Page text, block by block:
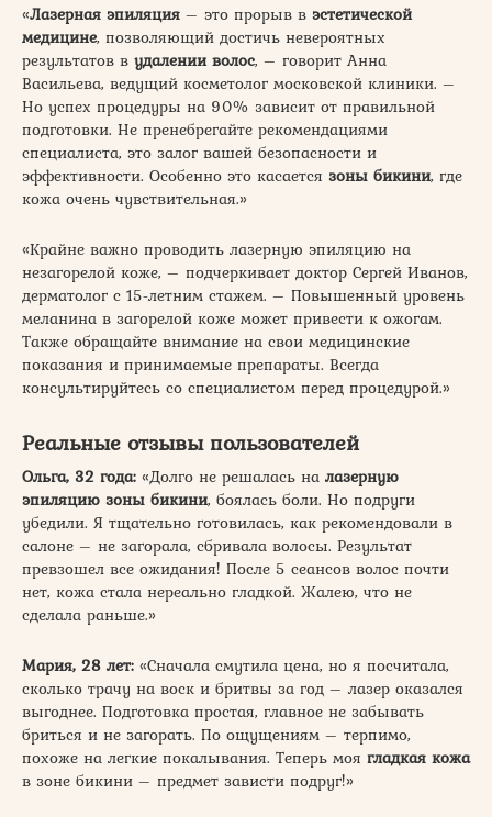
«Лазерная эпиляция – это прорыв в эстетической
медицине, позволяющий достичь невероятных
результатов в удалении волос, – говорит Анна
Васильева, ведущий косметолог московской клиники. –
Но успех процедуры на 90% зависит от правильной
подготовки. Не пренебрегайте рекомендациями
специалиста, это залог вашей безопасности и
эффективности. Особенно это касается зоны бикини, где
кожа очень чувствительная.»
«Крайне важно проводить лазерную эпиляцию на
незагорелой коже, – подчеркивает доктор Сергей Иванов,
дерматолог с 15-летним стажем. – Повышенный уровень
меланина в загорелой коже может привести к ожогам.
Также обращайте внимание на свои медицинские
показания и принимаемые препараты. Всегда
консультируйтесь со специалистом перед процедурой.»
Реальные отзывы пользователей
Ольга, 32 года: «Долго не решалась на лазерную
эпиляцию зоны бикини, боялась боли. Но подруги
убедили. Я тщательно готовилась, как рекомендовали в
салоне – не загорала, сбривала волосы. Результат
превзошел все ожидания! После 5 сеансов волос почти
нет, кожа стала нереально гладкой. Жалею, что не
сделала раньше.»
Мария, 28 лет: «Сначала смутила цена, но я посчитала,
сколько трачу на воск и бритвы за год – лазер оказался
выгоднее. Подготовка простая, главное не забывать
бриться и не загорать. По ощущениям – терпимо,
похоже на легкие покалывания. Теперь моя гладкая кожа
в зоне бикини – предмет зависти подруг!»